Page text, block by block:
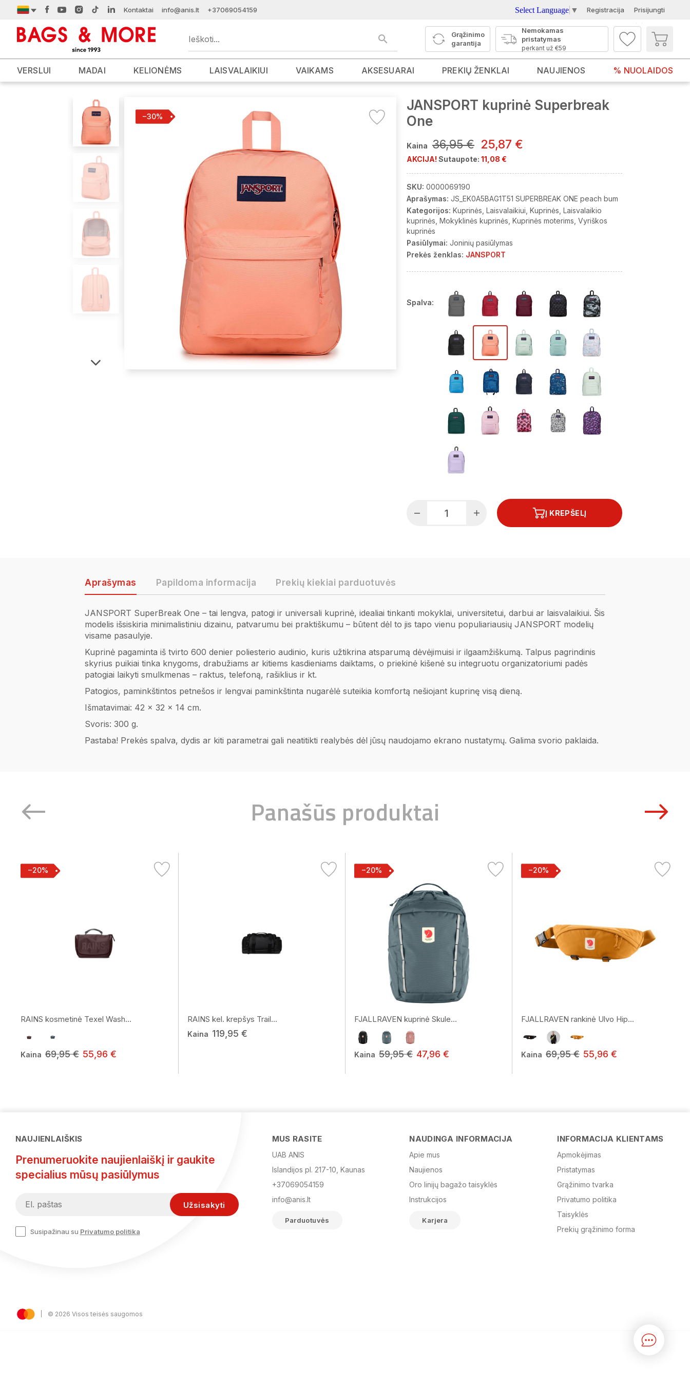
Kontaktai info@anis.lt +37069054159 Select Language ▼ Registracija Prisijungti
Grąžinimo
garantija
Nemokamas
pristatymas
perkant už €59
VERSLUI MADAI KELIONĖMS LAISVALAIKIUI VAIKAMS AKSESUARAI PREKIŲ ŽENKLAI NAUJIENOS % NUOLAIDOS
−30%
JANSPORT kuprinė Superbreak
One
Kaina 36,95 € 25,87 €
AKCIJA! Sutaupote: 11,08 €
SKU: 0000069190
Aprašymas: JS_EK0A5BAG1T51 SUPERBREAK ONE peach bum
Kategorijos: Kuprinės Laisvalaikiui Kuprinės Laisvalaikio
kuprinės Mokyklinės kuprinės Kuprinės moterims Vyriškos
kuprinės
Pasiūlymai: Joninių pasiūlymas
Prekės ženklas: JANSPORT
Spalva:
Į KREPŠELĮ
Aprašymas Papildoma informacija Prekių kiekiai parduotuvės
JANSPORT SuperBreak One – tai lengva, patogi ir universali kuprinė, idealiai tinkanti mokyklai, universitetui, darbui ar laisvalaikiui. Šis
modelis išsiskiria minimalistiniu dizainu, patvarumu bei praktiškumu – būtent dėl to jis tapo vienu populiariausių JANSPORT modelių
visame pasaulyje.
Kuprinė pagaminta iš tvirto 600 denier poliesterio audinio, kuris užtikrina atsparumą dėvėjimuisi ir ilgaamžiškumą. Talpus pagrindinis
skyrius puikiai tinka knygoms, drabužiams ar kitiems kasdieniams daiktams, o priekinė kišenė su integruotu organizatoriumi padės
patogiai laikyti smulkmenas – raktus, telefoną, rašiklius ir kt.
Patogios, paminkštintos petnešos ir lengvai paminkštinta nugarėlė suteikia komfortą nešiojant kuprinę visą dieną.
Išmatavimai: 42 x 32 x 14 cm.
Svoris: 300 g.
Pastaba! Prekės spalva, dydis ar kiti parametrai gali neatitikti realybės dėl jūsų naudojamo ekrano nustatymų. Galima svorio paklaida.
Panašūs produktai
−20%
RAINS kosmetinė Texel Wash...
Kaina 69,95 € 55,96 €
RAINS kel. krepšys Trail...
Kaina 119,95 €
−20%
FJALLRAVEN kuprinė Skule...
Kaina 59,95 € 47,96 €
−20%
FJALLRAVEN rankinė Ulvo Hip...
Kaina 69,95 € 55,96 €
NAUJIENLAIŠKIS
Prenumeruokite naujienlaiškį ir gaukite
specialius mūsų pasiūlymus
Susipažinau su Privatumo politika
MUS RASITE
UAB ANIS
Islandijos pl. 217-10, Kaunas
+37069054159
info@anis.lt
Parduotuvės
NAUDINGA INFORMACIJA
Apie mus
Naujienos
Oro linijų bagažo taisyklės
Instrukcijos
Karjera
INFORMACIJA KLIENTAMS
Apmokėjimas
Pristatymas
Grąžinimo tvarka
Privatumo politika
Taisyklės
Prekių grąžinimo forma
© 2026 Visos teisės saugomos